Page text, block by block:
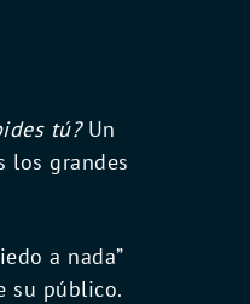
tú?Un
los grandes
a nada”
su público.